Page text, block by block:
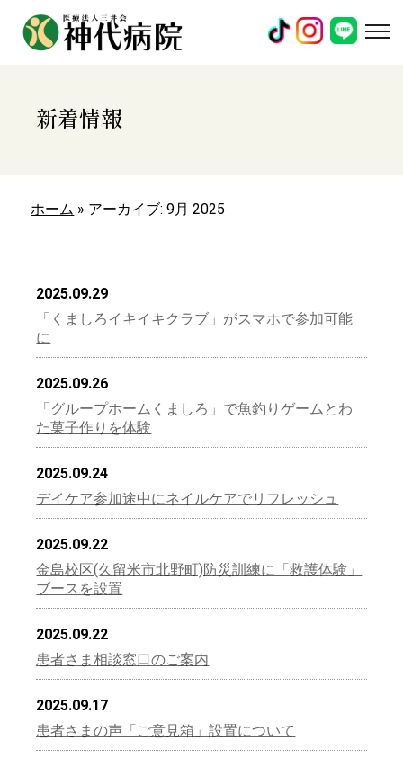
新着情報
ホーム » アーカイブ: 9月 2025
2025.09.29
「くましろイキイキクラブ」がスマホで参加可能
に
2025.09.26
「グループホームくましろ」で魚釣りゲームとわ
た菓子作りを体験
2025.09.24
デイケア参加途中にネイルケアでリフレッシュ
2025.09.22
金島校区(久留米市北野町)防災訓練に「救護体験」
ブースを設置
2025.09.22
患者さま相談窓口のご案内
2025.09.17
患者さまの声「ご意見箱」設置について